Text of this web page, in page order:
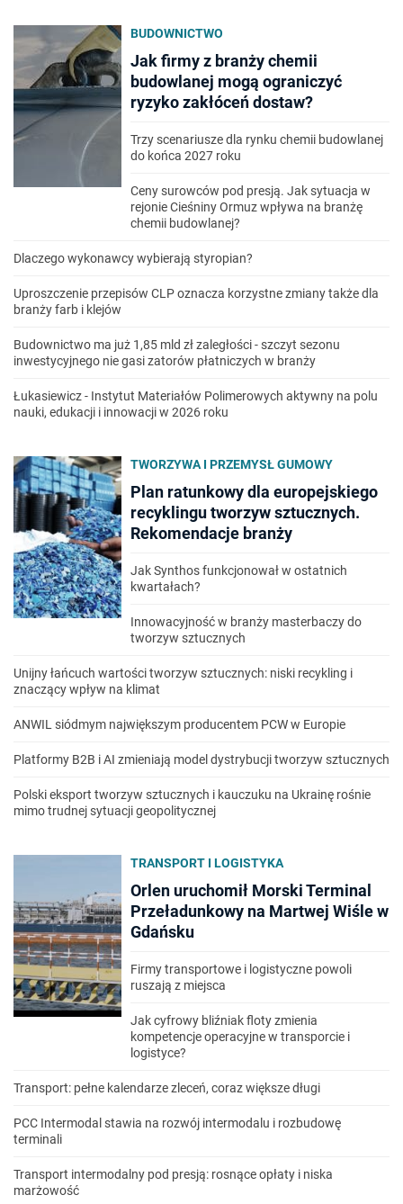
BUDOWNICTWO
Jak firmy z branży chemii
budowlanej mogą ograniczyć
ryzyko zakłóceń dostaw?
Trzy scenariusze dla rynku chemii budowlanej
do końca 2027 roku
Ceny surowców pod presją. Jak sytuacja w
rejonie Cieśniny Ormuz wpływa na branżę
chemii budowlanej?
Dlaczego wykonawcy wybierają styropian?
Uproszczenie przepisów CLP oznacza korzystne zmiany także dla
branży farb i klejów
Budownictwo ma już 1,85 mld zł zaległości - szczyt sezonu
inwestycyjnego nie gasi zatorów płatniczych w branży
Łukasiewicz - Instytut Materiałów Polimerowych aktywny na polu
nauki, edukacji i innowacji w 2026 roku
TWORZYWA I PRZEMYSŁ GUMOWY
Plan ratunkowy dla europejskiego
recyklingu tworzyw sztucznych.
Rekomendacje branży
Jak Synthos funkcjonował w ostatnich
kwartałach?
Innowacyjność w branży masterbaczy do
tworzyw sztucznych
Unijny łańcuch wartości tworzyw sztucznych: niski recykling i
znaczący wpływ na klimat
ANWIL siódmym największym producentem PCW w Europie
Platformy B2B i AI zmieniają model dystrybucji tworzyw sztucznych
Polski eksport tworzyw sztucznych i kauczuku na Ukrainę rośnie
mimo trudnej sytuacji geopolitycznej
TRANSPORT I LOGISTYKA
Orlen uruchomił Morski Terminal
Przeładunkowy na Martwej Wiśle w
Gdańsku
Firmy transportowe i logistyczne powoli
ruszają z miejsca
Jak cyfrowy bliźniak floty zmienia
kompetencje operacyjne w transporcie i
logistyce?
Transport: pełne kalendarze zleceń, coraz większe długi
PCC Intermodal stawia na rozwój intermodalu i rozbudowę
terminali
Transport intermodalny pod presją: rosnące opłaty i niska
marżowość